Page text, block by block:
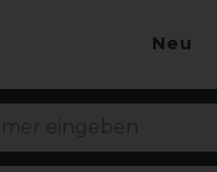
Neu